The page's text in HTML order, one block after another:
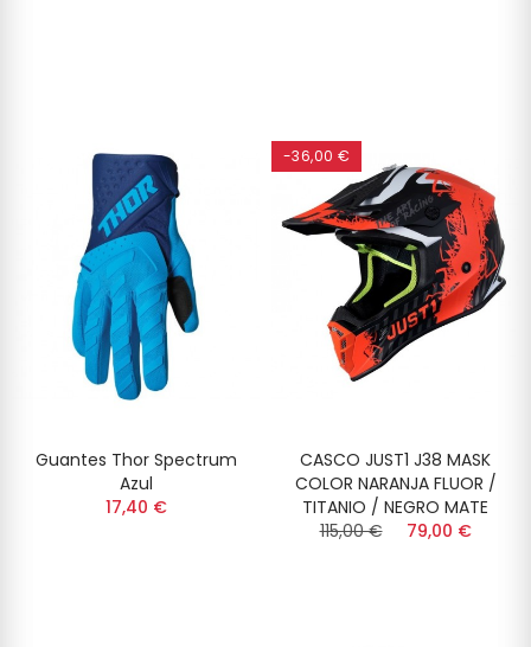
Guantes Thor Spectrum
Azul
17,40 €
-36,00 €
CASCO JUST1 J38 MASK
COLOR NARANJA FLUOR /
TITANIO / NEGRO MATE
115,00 €
79,00 €